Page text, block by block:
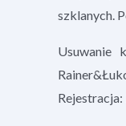
szklanych.
Usuwanie
Rejestracja: